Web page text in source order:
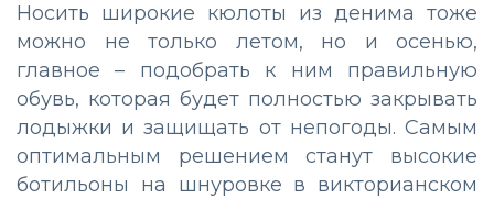
Носить широкие кюлоты из денима тоже
можно не только летом, но и осенью,
главное – подобрать к ним правильную
обувь, которая будет полностью закрывать
лодыжки и защищать от непогоды. Самым
оптимальным решением станут высокие
ботильоны на шнуровке в викторианском